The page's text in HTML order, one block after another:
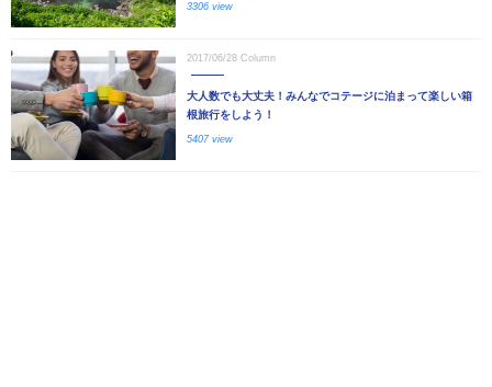
3306 view
2017/06/28 Column
大人数でも大丈夫！みんなでコテージに泊まって楽しい箱
根旅行をしよう！
5407 view